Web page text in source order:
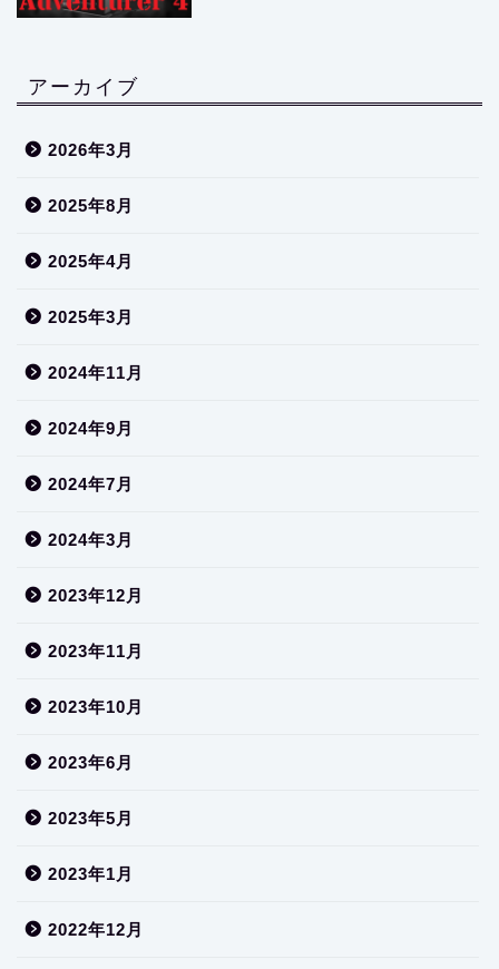
アーカイブ
2026年3月
2025年8月
2025年4月
2025年3月
2024年11月
2024年9月
2024年7月
2024年3月
2023年12月
2023年11月
2023年10月
2023年6月
2023年5月
2023年1月
2022年12月